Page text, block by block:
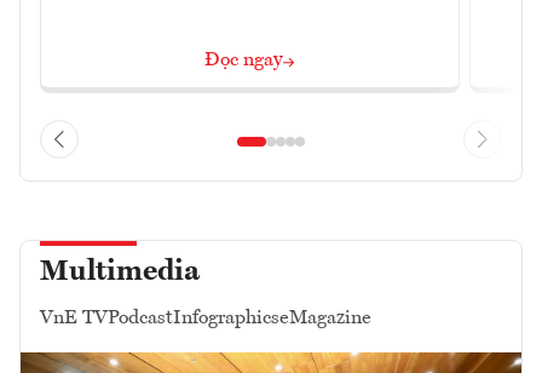
Đọc ngay
Multimedia
VnE TVPodcastInfographicseMagazine